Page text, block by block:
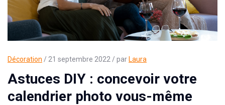
Décoration / 21 septembre 2022 / par Laura
Astuces DIY : concevoir votre
calendrier photo vous-même